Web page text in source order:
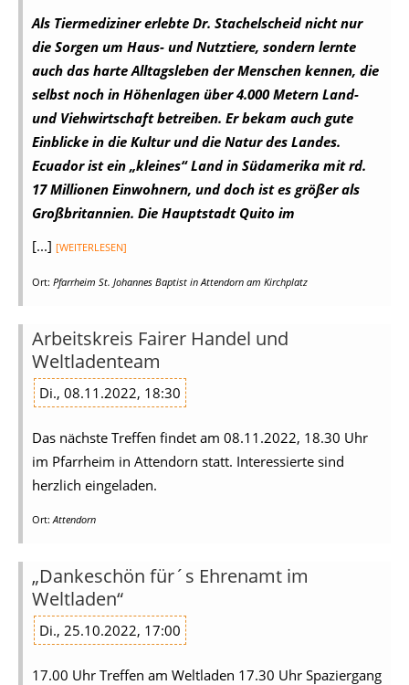
Als Tiermediziner erlebte Dr. Stachelscheid nicht nur
die Sorgen um Haus- und Nutztiere, sondern lernte
auch das harte Alltagsleben der Menschen kennen, die
selbst noch in Höhenlagen über 4.000 Metern Land-
und Viehwirtschaft betreiben. Er bekam auch gute
Einblicke in die Kultur und die Natur des Landes.
Ecuador ist ein „kleines“ Land in Südamerika mit rd.
17 Millionen Einwohnern, und doch ist es größer als
Großbritannien. Die Hauptstadt Quito im
[...] [WEITERLESEN]
Ort: Pfarrheim St. Johannes Baptist in Attendorn am Kirchplatz
Arbeitskreis Fairer Handel und
Weltladenteam
Di., 08.11.2022, 18:30
Das nächste Treffen findet am 08.11.2022, 18.30 Uhr
im Pfarrheim in Attendorn statt. Interessierte sind
herzlich eingeladen.
Ort:Attendorn
„Dankeschön für´s Ehrenamt im
Weltladen“
Di., 25.10.2022, 17:00
17.00 Uhr Treffen am Weltladen 17.30 Uhr Spaziergang